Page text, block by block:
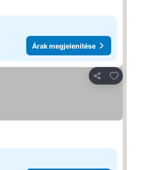
Árak megjelenítése
Megosztás
Hozzáadás a